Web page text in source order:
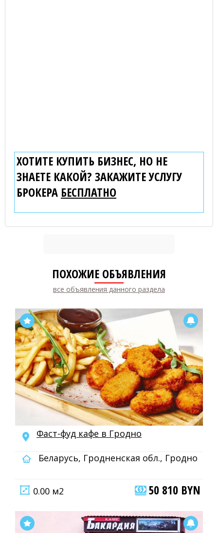
ХОТИТЕ КУПИТЬ БИЗНЕС, НО НЕ
ЗНАЕТЕ КАКОЙ? ЗАКАЖИТЕ УСЛУГУ
БРОКЕРА БЕСПЛАТНО
ПОХОЖИЕ ОБЪЯВЛЕНИЯ
все объявления данного раздела
Фаст-фуд кафе в Гродно
Беларусь, Гродненская обл., Гродно
0.00 м2 50 810 BYN